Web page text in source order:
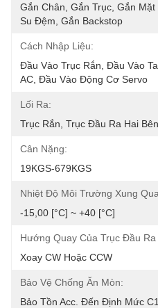
Gắn Chân, Gắn Trục, Gắn
Su Đệm, Gắn Backstop
Cách Nhập Liệu:
Đầu Vào Trục Rắn, Đầu Vào
AC, Đầu Vào Động Cơ Servo
Lối Ra:
Trục Rắn, Trục Đầu Ra Hai
Cân Nặng:
19KGS-679KGS
Nhiệt Độ Môi Trường Xung
-15,00 [°C] ~ +40 [°C]
Hướng Quay Của Trục Đầu Ra
Xoay CW Hoặc CCW
Bảo Vệ Chống Ăn Mòn:
Bảo Tồn Acc. Đến Định Mức